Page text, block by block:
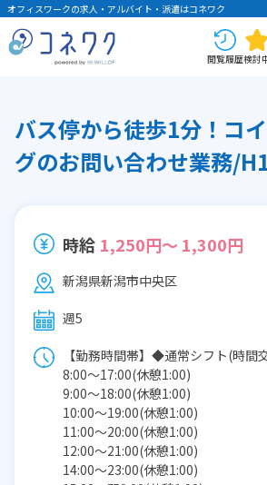
オフィスワークの求人・アルバイト・派遣はコネワク
閲覧履歴検討
バス停から徒歩1分！コ
グのお問い合わせ業務/
時給 1,250円～ 1,300円
新潟県新潟市中央区
週5
【勤務時間帯】◆通常シフト(時間
8:00〜17:00(休憩1:00)
9:00〜18:00(休憩1:00)
10:00〜19:00(休憩1:00)
11:00〜20:00(休憩1:00)
12:00〜21:00(休憩1:00)
14:00〜23:00(休憩1:00)